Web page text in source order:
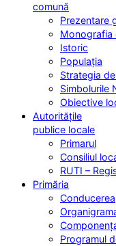
comună
Prezentare
Monografia
Istoric
Populația
Strategia
Simbolurile
Obiective
Autoritățile
publice locale
Primarul
Consiliul
RUTI –
Primăria
Conducerea
Programul